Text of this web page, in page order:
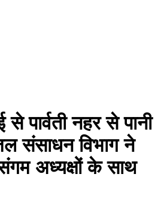
पार्वती नहर से पानी
संसाधन विभाग ने
अध्यक्षों के साथ